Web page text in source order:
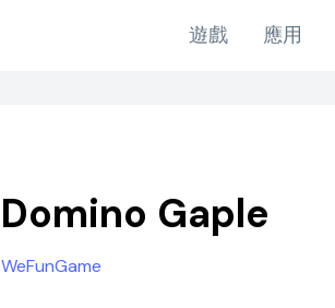
遊戲 應用
Domino Gaple
WeFunGame